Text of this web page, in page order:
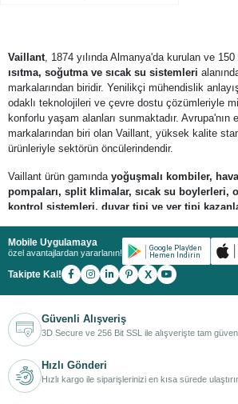
Vaillant, 1874 yılında Almanya'da kurulan ve 150
ısıtma, soğutma ve sıcak su sistemleri
markalarından biridir. Yenilikçi mühendislik
odaklı teknolojileri ve çevre dostu çözümleriyle
konforlu yaşam alanları sunmaktadır.
markalarından biri olan Vaillant, yüksek kalite
ürünleriyle sektörün öncülerindendir.
Vaillant ürün gamında yoğuşmalı kombiler, hava
pompaları, split klimalar, sıcak su boylerleri,
kontrol sistemleri, duvar tipi ve yer tipi
aroTHERMısı pompası serisi; yüksek enerji
ve düşük işletme maliyetleriyle öne çıkmaktadır.
Vaillant ürünleri;konutlar, villalar, apartmanlar,
ve büyük ölçekli projelerdegüvenilir ısıtma,
çözümleri sunmaktadır. Akıllı modülasyon
tüketimini optimize ederek yakıt tasarrufu sağlar.
oda termostatları ve dijital yönetim sistemleri
yaşam alanlarının sıcaklığını kolayca yönetebilir.
Vaillant'ın geliştirdiğiısı pompası teknolojileri,
Mobile Uygulamaya
özel avantajlardan yararlanın!
Takipte Kal! X
Güvenli Alışveriş
3D Secure ve 256 Bit SSL ile alışverişte tam
Hızlı Gönderi
Hızlı kargo ile siparişlerinizi en kısa sürede